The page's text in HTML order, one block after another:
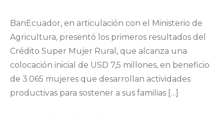
BanEcuador, en articulación con el Ministerio de
Agricultura, presentó los primeros resultados del
Crédito Super Mujer Rural, que alcanza una
colocación inicial de USD 7,5 millones, en beneficio
de 3.065 mujeres que desarrollan actividades
productivas para sostener a sus familias […]